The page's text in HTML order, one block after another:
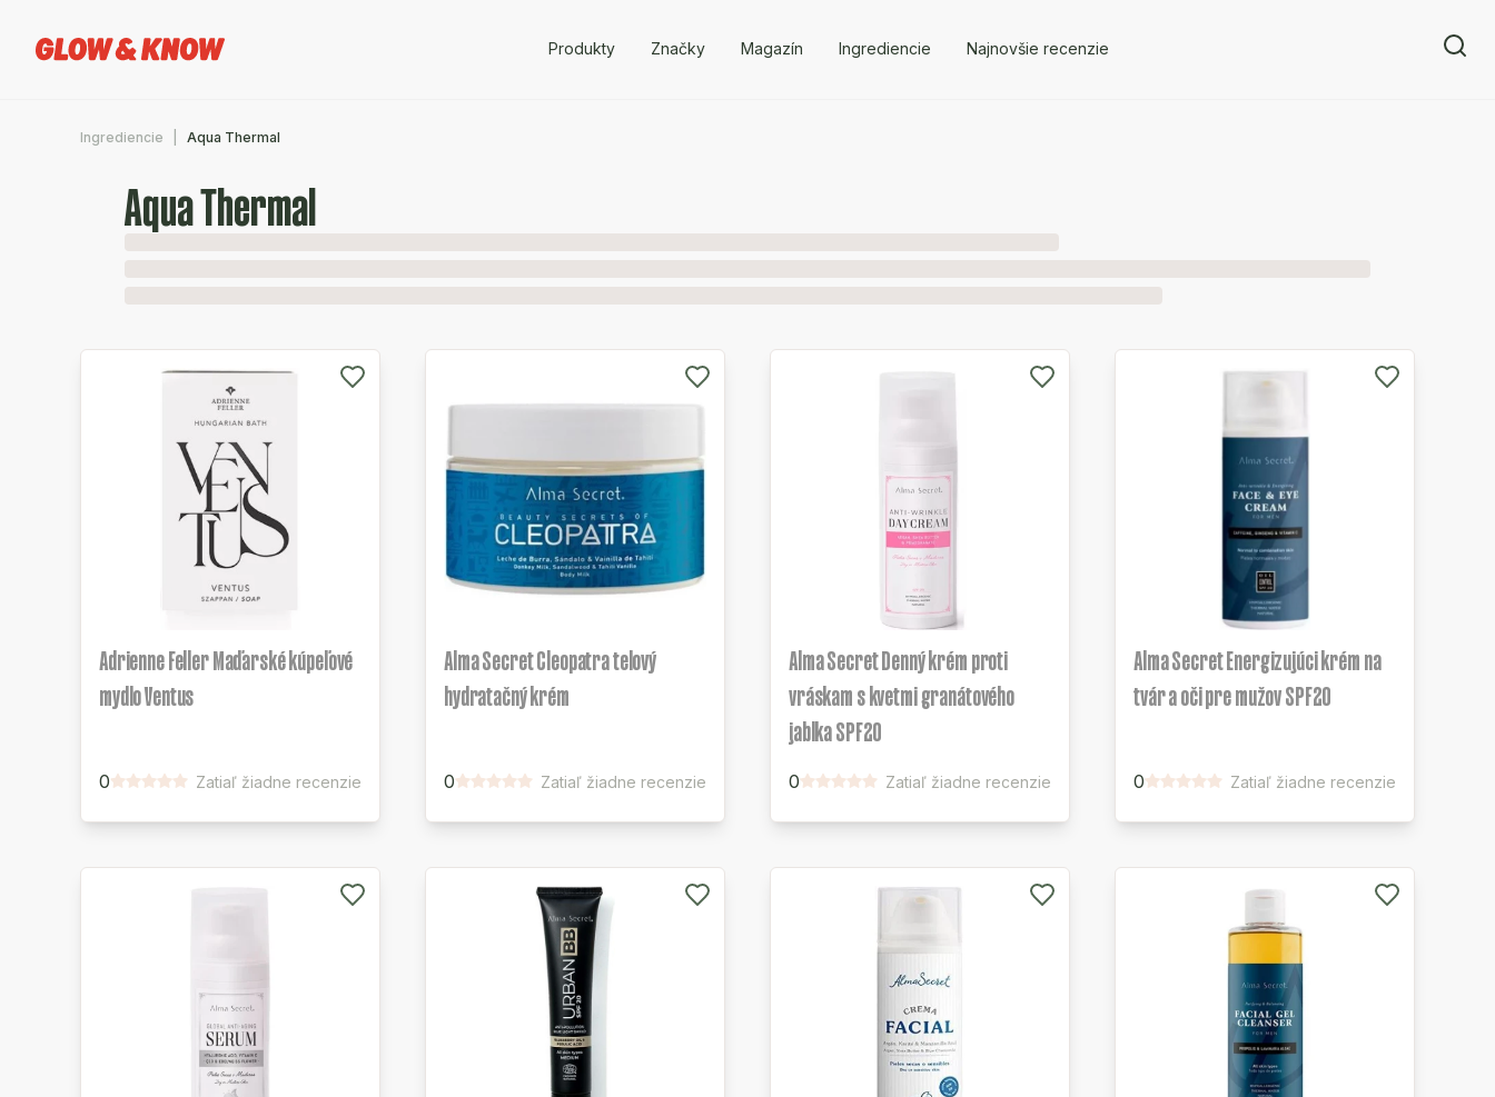
Produkty Značky Magazín Ingrediencie Najnovšie recenzie
Ingrediencie Aqua Thermal
Aqua Thermal
Adrienne Feller Maďarské kúpeľové
mydlo Ventus
0 Zatiaľ žiadne recenzie
Alma Secret Cleopatra telový
hydratačný krém
0 Zatiaľ žiadne recenzie
Alma Secret Denný krém proti
vráskam s kvetmi granátového
jablka SPF20
0 Zatiaľ žiadne recenzie
Alma Secret Energizujúci krém na
tvár a oči pre mužov SPF20
0 Zatiaľ žiadne recenzie